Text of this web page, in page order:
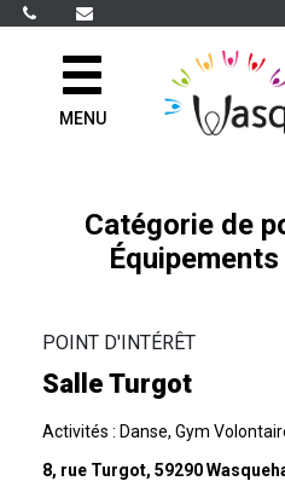
Gestion des traceurs
MENU
Catégorie de
POINT D'INTÉRÊT
Salle Turgot
Activités : Danse, Gym
8, rue Turgot, 59290